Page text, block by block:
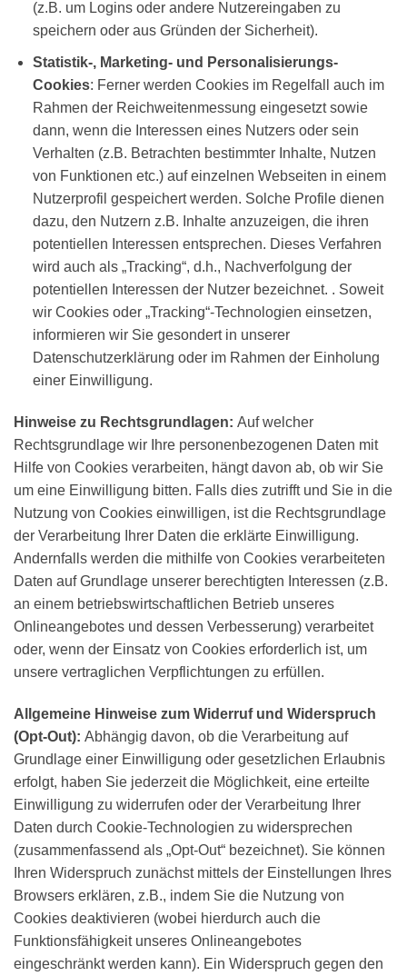
(z.B. um Logins oder andere Nutzereingaben zu
speichern oder aus Gründen der Sicherheit).
Statistik-, Marketing- und Personalisierungs-
Cookies: Ferner werden Cookies im Regelfall auch im
Rahmen der Reichweitenmessung eingesetzt sowie
dann, wenn die Interessen eines Nutzers oder sein
Verhalten (z.B. Betrachten bestimmter Inhalte, Nutzen
von Funktionen etc.) auf einzelnen Webseiten in einem
Nutzerprofil gespeichert werden. Solche Profile dienen
dazu, den Nutzern z.B. Inhalte anzuzeigen, die ihren
potentiellen Interessen entsprechen. Dieses Verfahren
wird auch als „Tracking“, d.h., Nachverfolgung der
potentiellen Interessen der Nutzer bezeichnet. . Soweit
wir Cookies oder „Tracking“-Technologien einsetzen,
informieren wir Sie gesondert in unserer
Datenschutzerklärung oder im Rahmen der Einholung
einer Einwilligung.
Hinweise zu Rechtsgrundlagen: Auf welcher
Rechtsgrundlage wir Ihre personenbezogenen Daten mit
Hilfe von Cookies verarbeiten, hängt davon ab, ob wir Sie
um eine Einwilligung bitten. Falls dies zutrifft und Sie in die
Nutzung von Cookies einwilligen, ist die Rechtsgrundlage
der Verarbeitung Ihrer Daten die erklärte Einwilligung.
Andernfalls werden die mithilfe von Cookies verarbeiteten
Daten auf Grundlage unserer berechtigten Interessen (z.B.
an einem betriebswirtschaftlichen Betrieb unseres
Onlineangebotes und dessen Verbesserung) verarbeitet
oder, wenn der Einsatz von Cookies erforderlich ist, um
unsere vertraglichen Verpflichtungen zu erfüllen.
Allgemeine Hinweise zum Widerruf und Widerspruch
(Opt-Out): Abhängig davon, ob die Verarbeitung auf
Grundlage einer Einwilligung oder gesetzlichen Erlaubnis
erfolgt, haben Sie jederzeit die Möglichkeit, eine erteilte
Einwilligung zu widerrufen oder der Verarbeitung Ihrer
Daten durch Cookie-Technologien zu widersprechen
(zusammenfassend als „Opt-Out“ bezeichnet). Sie können
Ihren Widerspruch zunächst mittels der Einstellungen Ihres
Browsers erklären, z.B., indem Sie die Nutzung von
Cookies deaktivieren (wobei hierdurch auch die
Funktionsfähigkeit unseres Onlineangebotes
eingeschränkt werden kann). Ein Widerspruch gegen den